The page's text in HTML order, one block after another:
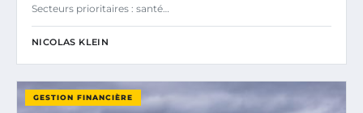
Secteurs prioritaires : santé…
NICOLAS KLEIN
GESTION FINANCIÈRE